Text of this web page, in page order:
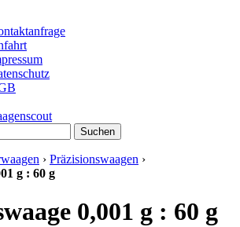
Suchen
› Präzisionswaagen ›
g : 60 g
0,001 g : 60 g